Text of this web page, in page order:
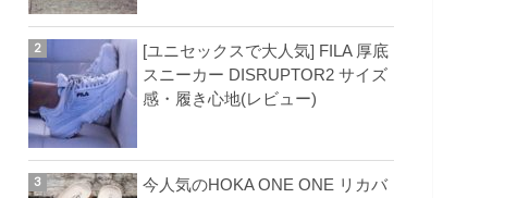
[ユニセックスで大人気] FILA 厚底
スニーカー DISRUPTOR2 サイズ
感・履き心地(レビュー)
今人気のHOKA ONE ONE リカバ